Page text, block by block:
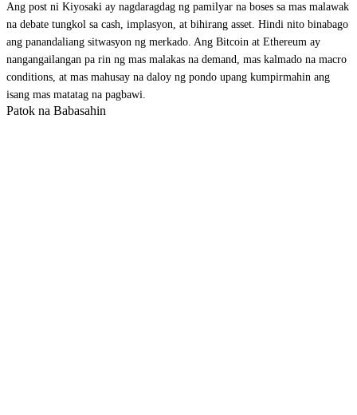
Ang post ni Kiyosaki ay nagdaragdag ng pamilyar na boses sa mas malawak
na debate tungkol sa cash, implasyon, at bihirang asset. Hindi nito binabago
ang panandaliang sitwasyon ng merkado. Ang Bitcoin at Ethereum ay
nangangailangan pa rin ng mas malakas na demand, mas kalmado na macro
conditions, at mas mahusay na daloy ng pondo upang kumpirmahin ang
isang mas matatag na pagbawi.
Patok na Babasahin